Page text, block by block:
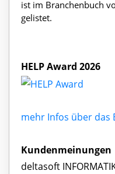
ist im Branchenbuch
gelistet.
HELP Award 2026
mehr Infos über das
Kundenmeinungen
deltasoft